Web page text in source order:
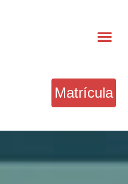
Matrícula